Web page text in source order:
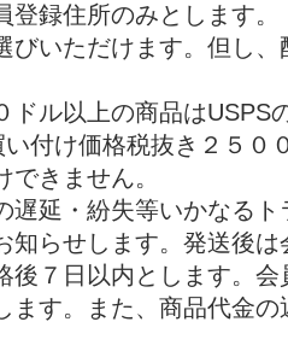
録住所のみとします。
びいただけます。但し
ル以上の商品はUSPS
付け価格税抜き２５０
きません。
延・紛失等いかなるト
知らせします。発送後は
後７日以内とします。
す。また、商品代金の